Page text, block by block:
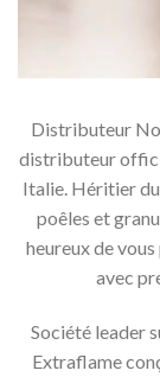
Distributeur
distributeur
Italie. Héritier
poêles et
heureux de
avec
Société leader
Extraflame